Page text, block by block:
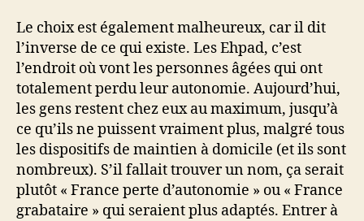
Le choix est également malheureux, car il dit
l’inverse de ce qui existe. Les Ehpad, c’est
l’endroit où vont les personnes âgées qui ont
totalement perdu leur autonomie. Aujourd’hui,
les gens restent chez eux au maximum, jusqu’à
ce qu’ils ne puissent vraiment plus, malgré tous
les dispositifs de maintien à domicile (et ils sont
nombreux). S’il fallait trouver un nom, ça serait
plutôt « France perte d’autonomie » ou « France
grabataire » qui seraient plus adaptés. Entrer à